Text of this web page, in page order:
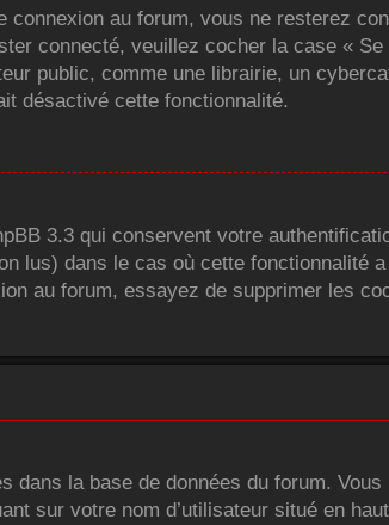
au forum, vous ne resterez
connecté, veuillez cocher la case «
public, comme une librairie, un
désactivé cette fonctionnalité.
3.3 qui conservent votre
lus) dans le cas où cette fonctionnalité
au forum, essayez de supprimer les
la base de données du forum.
sur votre nom d’utilisateur situé en